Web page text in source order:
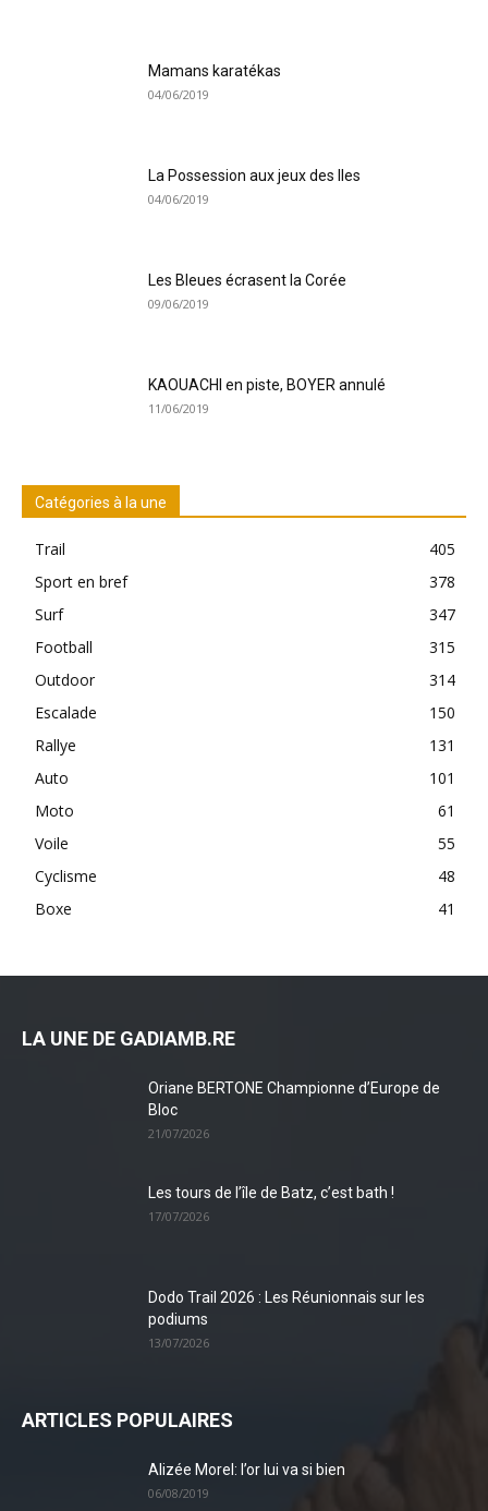
Mamans karatékas
04/06/2019
La Possession aux jeux des Iles
04/06/2019
Les Bleues écrasent la Corée
09/06/2019
KAOUACHI en piste, BOYER annulé
11/06/2019
Catégories à la une
Trail
405
Sport en bref
378
Surf
347
Football
315
Outdoor
314
Escalade
150
Rallye
131
Auto
101
Moto
61
Voile
55
Cyclisme
48
Boxe
41
LA UNE DE GADIAMB.RE
Oriane BERTONE Championne d’Europe de
Bloc
21/07/2026
Les tours de l’île de Batz, c’est bath !
17/07/2026
Dodo Trail 2026 : Les Réunionnais sur les
podiums
13/07/2026
ARTICLES POPULAIRES
Alizée Morel: l’or lui va si bien
06/08/2019